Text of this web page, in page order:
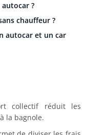
?
chauffeur ?
autocar et un car
collectif réduit les
la bagnole.